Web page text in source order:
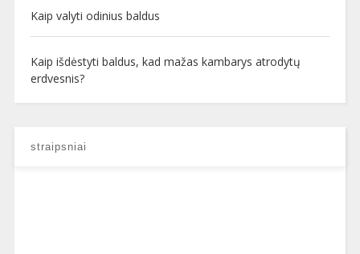
Kaip valyti odinius baldus
Kaip išdėstyti baldus, kad mažas kambarys atrodytų
erdvesnis?
straipsniai